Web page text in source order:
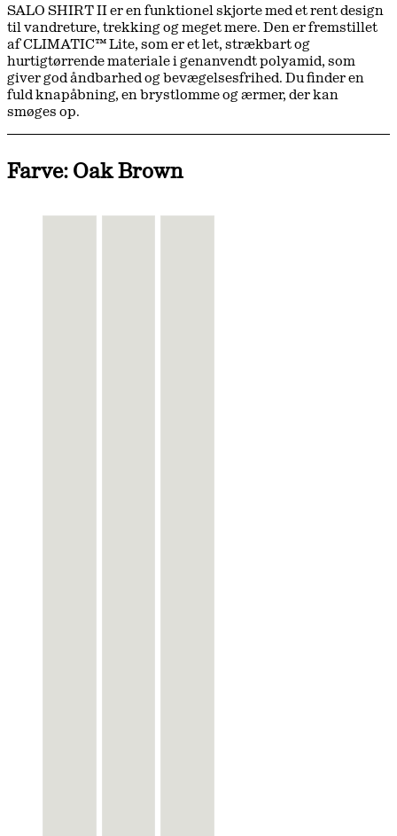
SALO SHIRT II er en funktionel skjorte med et rent design
til vandreture, trekking og meget mere. Den er fremstillet
af CLIMATIC™ Lite, som er et let, strækbart og
hurtigtørrende materiale i genanvendt polyamid, som
giver god åndbarhed og bevægelsesfrihed. Du finder en
fuld knapåbning, en brystlomme og ærmer, der kan
smøges op.
Farve: Oak Brown